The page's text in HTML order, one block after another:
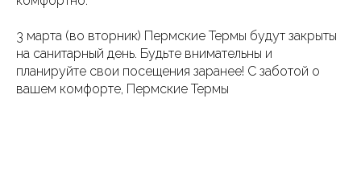
3 марта (во вторник) Пермские Термы будут закрыты
на санитарный день. Будьте внимательны и
планируйте свои посещения заранее! С заботой о
вашем комфорте, Пермские Термы